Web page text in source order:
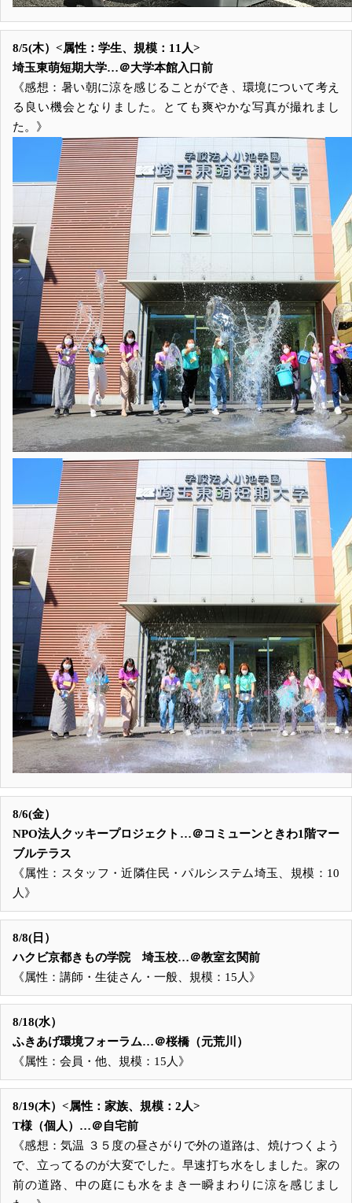
8/5(木）<属性：学生、規模：11人>
埼玉東萌短期大学…＠大学本館入口前
《感想：暑い朝に涼を感じることができ、環境について考え
る良い機会となりました。とても爽やかな写真が撮れまし
た。》
8/6(金）
NPO法人クッキープロジェクト…＠コミューンときわ1階マー
ブルテラス
《属性：スタッフ・近隣住民・パルシステム埼玉、規模：10
人》
8/8(日）
ハクビ京都きもの学院 埼玉校…＠教室玄関前
《属性：講師・生徒さん・一般、規模：15人》
8/18(水）
ふきあげ環境フォーラム…＠桜橋（元荒川）
《属性：会員・他、規模：15人》
8/19(木）<属性：家族、規模：2人>
T様（個人）…＠自宅前
《感想：気温 ３５度の昼さがりで外の道路は、焼けつくよう
で、立ってるのが大変でした。早速打ち水をしました。家の
前の道路、中の庭にも水をまき一瞬まわりに涼を感じまし